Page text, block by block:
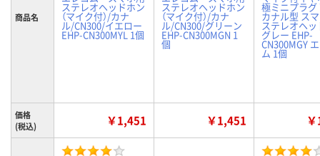
商品名
ステレオヘッドホン
（マイク付）/カナ
ル/CN300/イエロー
EHP-CN300MYL 1個
ステレオヘッドホン
（マイク付）/カナ
ル/CN300/グリーン
EHP-CN300MGN 1
個
極ミニプラグ
カナル型 ス
ステレオヘ
グレー EHP-
CN300MGY
ム 1個
価格
(税込)
￥1,451 ￥1,451